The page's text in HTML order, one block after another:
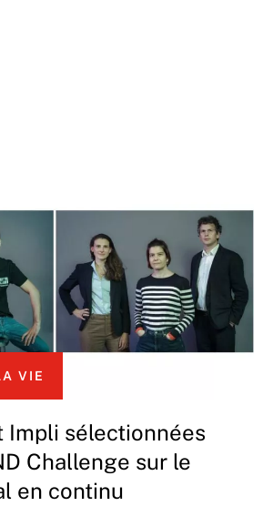
VIE
Impli sélectionnées
Challenge sur le
en continu